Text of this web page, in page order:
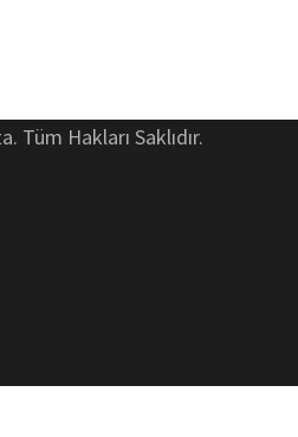
Tüm Hakları Saklıdır.